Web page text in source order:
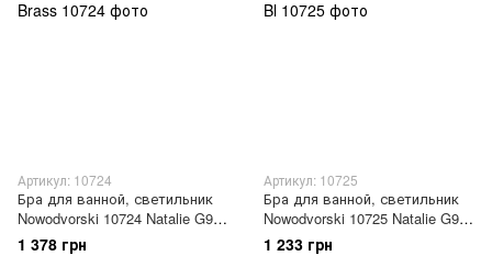
Артикул: 10724
Бра для ванной, светильник
Nowodvorski 10724 Natalie G9
1x10W IP44 Brass
1 378 грн
Артикул: 10725
Бра для ванной, светильник
Nowodvorski 10725 Natalie G9
1x10W IP44 Bl
1 233 грн